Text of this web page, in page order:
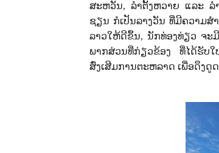
ສະຫວັນ, ລໍາຕັ້ງຫວາຍ ແລະ ລໍ
ຊຽນ ກໍເປັນລາງວັນ ທີ່ມີຄວາມສໍ
ລາວໃຫ້ດີຂຶ້ນ, ນັກທ່ອງທ່ຽວ ຈະ
ພາກສ່ວນທີ່ກ່ຽວຂ້ອງ ທີ່ໄດ້ຮັບໃ
ສົ່ງເສີມການຕະຫລາດ ເພື່ອດຶງ